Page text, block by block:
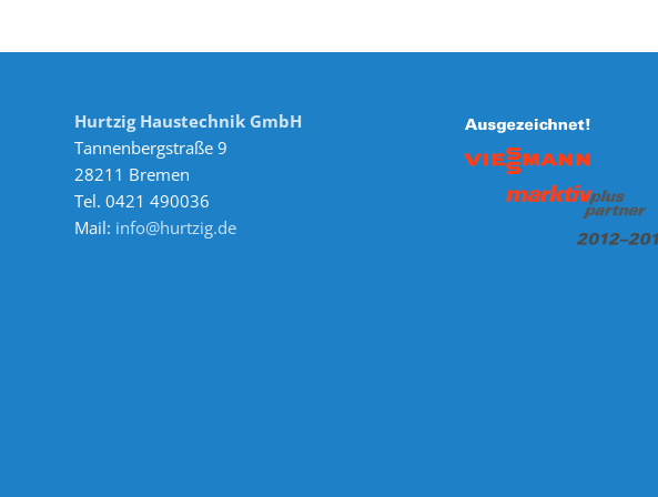
Hurtzig Haustechnik GmbH
Tannenbergstraße 9
28211 Bremen
Tel. 0421 490036
Mail: info@hurtzig.de